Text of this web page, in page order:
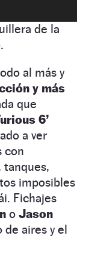
de la
al más y
y más
que
6’
a ver
con
tanques,
imposibles
Fichajes
o Jason
aires y el